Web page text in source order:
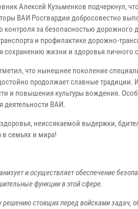
Алексей Кузьменков подчеркнул,
ВАИ Росгвардии добросовестно
за безопасностью дорожного
и профилактике дорожно-
сохранению жизни и здоровья личного
что нынешнее поколение
продолжает славные традиции.
и повышения культуры вождения.
деятельности ВАИ.
неиссякаемой выдержки,
в семьях и мира!
и осуществляет обеспечение
функции в этой сфере.
решению стоящих перед войсками задач,